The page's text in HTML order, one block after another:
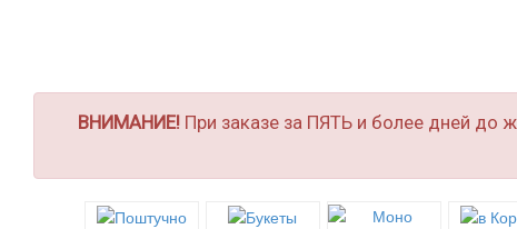
ВНИМАНИЕ! При заказе за ПЯТЬ и более дней до